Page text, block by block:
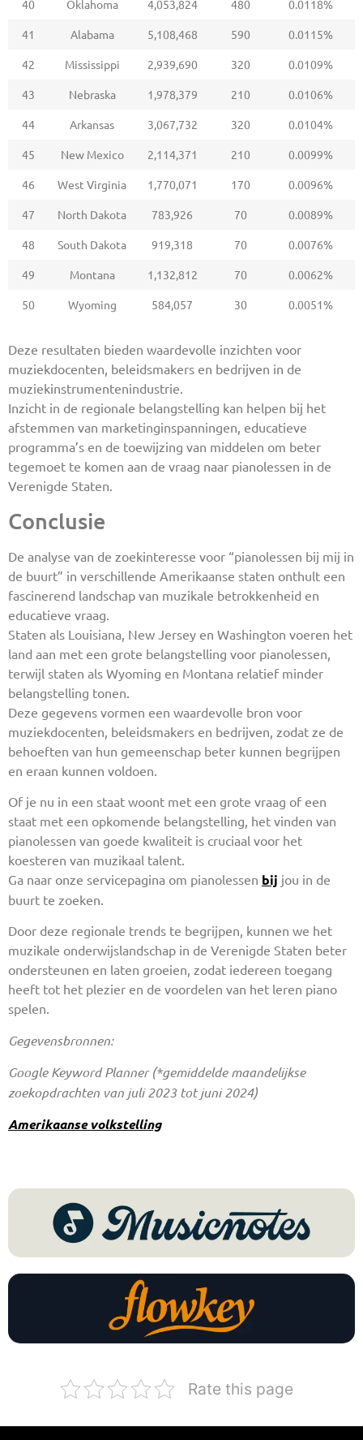
40 Oklahoma 4,053,824 480 0.0118%
41 Alabama 5,108,468 590 0.0115%
42 Mississippi 2,939,690 320 0.0109%
43 Nebraska 1,978,379 210 0.0106%
44 Arkansas 3,067,732 320 0.0104%
45 New Mexico 2,114,371 210 0.0099%
46 West Virginia 1,770,071 170 0.0096%
47 North Dakota 783,926 70 0.0089%
48 South Dakota 919,318 70 0.0076%
49 Montana 1,132,812 70 0.0062%
50 Wyoming 584,057 30 0.0051%
Deze resultaten bieden waardevolle inzichten voor
muziekdocenten, beleidsmakers en bedrijven in de
muziekinstrumentenindustrie.
Inzicht in de regionale belangstelling kan helpen bij het
afstemmen van marketinginspanningen, educatieve
programma’s en de toewijzing van middelen om beter
tegemoet te komen aan de vraag naar pianolessen in de
Verenigde Staten.
Conclusie
De analyse van de zoekinteresse voor “pianolessen bij mij in
de buurt” in verschillende Amerikaanse staten onthult een
fascinerend landschap van muzikale betrokkenheid en
educatieve vraag.
Staten als Louisiana, New Jersey en Washington voeren het
land aan met een grote belangstelling voor pianolessen,
terwijl staten als Wyoming en Montana relatief minder
belangstelling tonen.
Deze gegevens vormen een waardevolle bron voor
muziekdocenten, beleidsmakers en bedrijven, zodat ze de
behoeften van hun gemeenschap beter kunnen begrijpen
en eraan kunnen voldoen.
Of je nu in een staat woont met een grote vraag of een
staat met een opkomende belangstelling, het vinden van
pianolessen van goede kwaliteit is cruciaal voor het
koesteren van muzikaal talent.
Ga naar onze servicepagina om pianolessen bij jou in de
buurt te zoeken.
Door deze regionale trends te begrijpen, kunnen we het
muzikale onderwijslandschap in de Verenigde Staten beter
ondersteunen en laten groeien, zodat iedereen toegang
heeft tot het plezier en de voordelen van het leren piano
spelen.
Gegevensbronnen:
Google Keyword Planner (*gemiddelde maandelijkse
zoekopdrachten van juli 2023 tot juni 2024)
Amerikaanse volkstelling
Rate this page